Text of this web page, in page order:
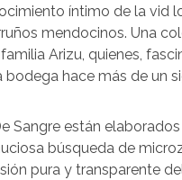
íntimo de la vid
mendocinos. Una
Arizu, quienes,
hace más de un
Sangre están
búsqueda de
pura y transparente